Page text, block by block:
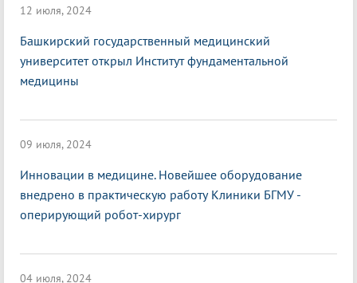
12 июля, 2024
Башкирский государственный медицинский
университет открыл Институт фундаментальной
медицины
09 июля, 2024
Инновации в медицине. Новейшее оборудование
внедрено в практическую работу Клиники БГМУ -
оперирующий робот-хирург
04 июля, 2024